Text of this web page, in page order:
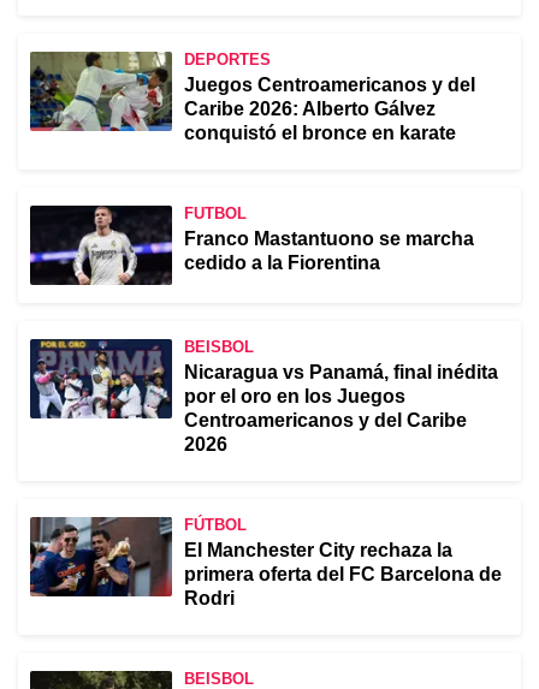
DEPORTES
Juegos Centroamericanos y del
Caribe 2026: Alberto Gálvez
conquistó el bronce en karate
FUTBOL
Franco Mastantuono se marcha
cedido a la Fiorentina
BEISBOL
Nicaragua vs Panamá, final inédita
por el oro en los Juegos
Centroamericanos y del Caribe
2026
FÚTBOL
El Manchester City rechaza la
primera oferta del FC Barcelona de
Rodri
BEISBOL